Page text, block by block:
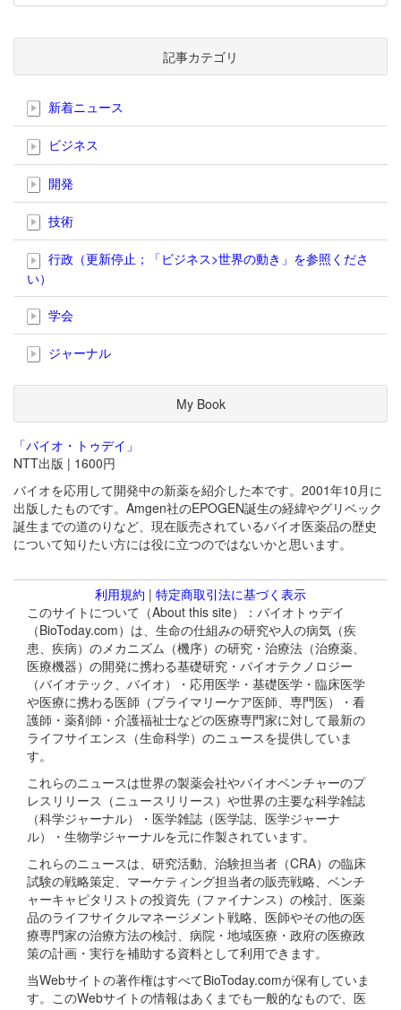
記事カテゴリ
新着ニュース
ビジネス
開発
技術
行政（更新停止；「ビジネス>世界の動き」を参照くださ
い）
学会
ジャーナル
My Book
「バイオ・トゥデイ」
NTT出版 | 1600円
バイオを応用して開発中の新薬を紹介した本です。2001年10月に
出版したものです。Amgen社のEPOGEN誕生の経緯やグリベック
誕生までの道のりなど、現在販売されているバイオ医薬品の歴史
について知りたい方には役に立つのではないかと思います。
利用規約 | 特定商取引法に基づく表示
このサイトについて（About this site）：バイオトゥデイ
（BioToday.com）は、生命の仕組みの研究や人の病気（疾
患、疾病）のメカニズム（機序）の研究・治療法（治療薬、
医療機器）の開発に携わる基礎研究・バイオテクノロジー
（バイオテック、バイオ）・応用医学・基礎医学・臨床医学
や医療に携わる医師（プライマリーケア医師、専門医）・看
護師・薬剤師・介護福祉士などの医療専門家に対して最新の
ライフサイエンス（生命科学）のニュースを提供していま
す。
これらのニュースは世界の製薬会社やバイオベンチャーのプ
レスリリース（ニュースリリース）や世界の主要な科学雑誌
（科学ジャーナル）・医学雑誌（医学誌、医学ジャーナ
ル）・生物学ジャーナルを元に作製されています。
これらのニュースは、研究活動、治験担当者（CRA）の臨床
試験の戦略策定、マーケティング担当者の販売戦略、ベンチ
ャーキャピタリストの投資先（ファイナンス）の検討、医薬
品のライフサイクルマネージメント戦略、医師やその他の医
療専門家の治療方法の検討、病院・地域医療・政府の医療政
策の計画・実行を補助する資料として利用できます。
当Webサイトの著作権はすべてBioToday.comが保有していま
す。このWebサイトの情報はあくまでも一般的なもので、医